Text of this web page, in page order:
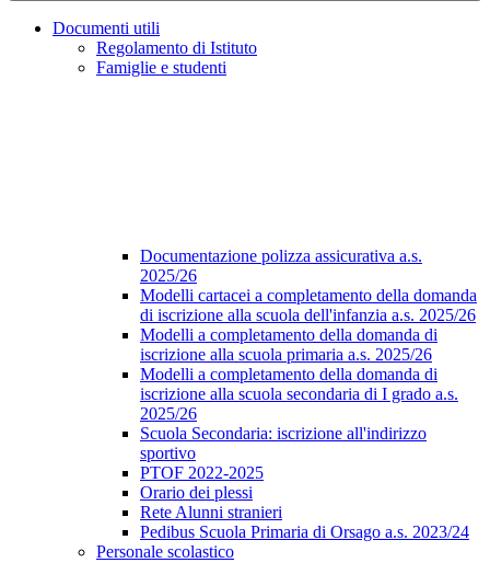
Documenti utili
Regolamento di Istituto
Famiglie e studenti
Documentazione polizza assicurativa a.s.
2025/26
Modelli cartacei a completamento della domanda
di iscrizione alla scuola dell'infanzia a.s. 2025/26
Modelli a completamento della domanda di
iscrizione alla scuola primaria a.s. 2025/26
Modelli a completamento della domanda di
iscrizione alla scuola secondaria di I grado a.s.
2025/26
Scuola Secondaria: iscrizione all'indirizzo
sportivo
PTOF 2022-2025
Orario dei plessi
Rete Alunni stranieri
Pedibus Scuola Primaria di Orsago a.s. 2023/24
Personale scolastico